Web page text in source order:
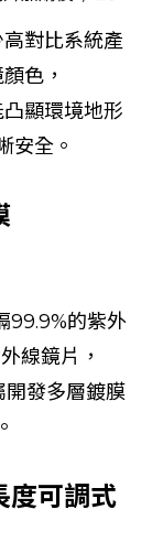
對比系統產
色，
顯環境地形
安全。
99.9%的紫外
線鏡片，
發多層鍍膜
度可調式